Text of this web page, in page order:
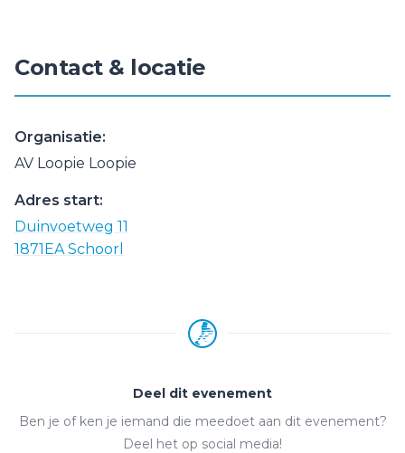
Contact & locatie
Organisatie:
AV Loopie Loopie
Adres start:
Duinvoetweg 11
1871EA Schoorl
Deel dit evenement
Ben je of ken je iemand die meedoet aan dit evenement?
Deel het op social media!